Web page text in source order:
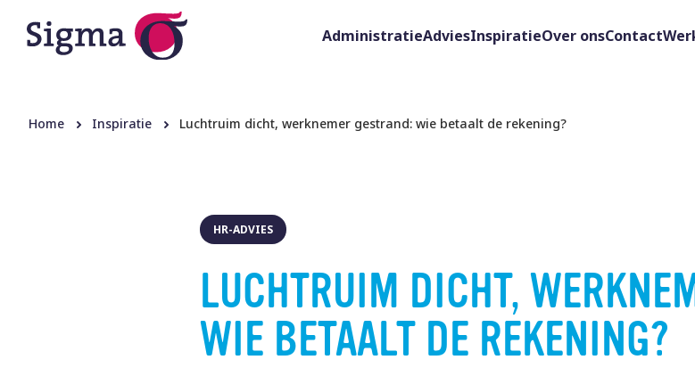
AdministratieAdviesInspiratieOver onsContact
Home Inspiratie Luchtruim dicht, werknemer gestrand: wie betaalt de rekening?
HR-ADVIES
LUCHTRUIM DICHT,
WIE BETAALT DE REKENING?